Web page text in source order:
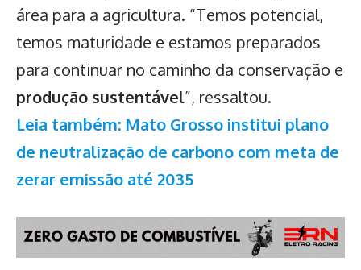
área para a agricultura. “Temos potencial,
temos maturidade e estamos preparados
para continuar no caminho da conservação e
produção sustentável”, ressaltou.
Leia também: Mato Grosso institui plano
de neutralização de carbono com meta de
zerar emissão até 2035